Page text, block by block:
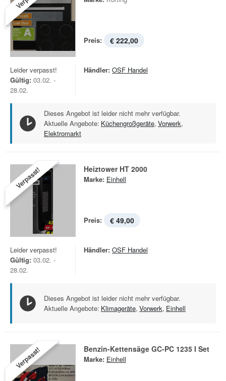
Preis: € 222,00
Leider verpasst!
Gültig: 03.02. -
28.02.
Händler: OSF Handel
Dieses Angebot ist leider nicht mehr verfügbar.
Aktuelle Angebote: Küchengroßgeräte, Vorwerk,
Elektromarkt
Verpasst! Heiztower HT 2000
Marke: Einhell
Preis: € 49,00
Leider verpasst!
Gültig: 03.02. -
28.02.
Händler: OSF Handel
Dieses Angebot ist leider nicht mehr verfügbar.
Aktuelle Angebote: Klimageräte, Vorwerk, Einhell
Verpasst! Benzin-Kettensäge GC-PC 1235 I Set
Marke: Einhell